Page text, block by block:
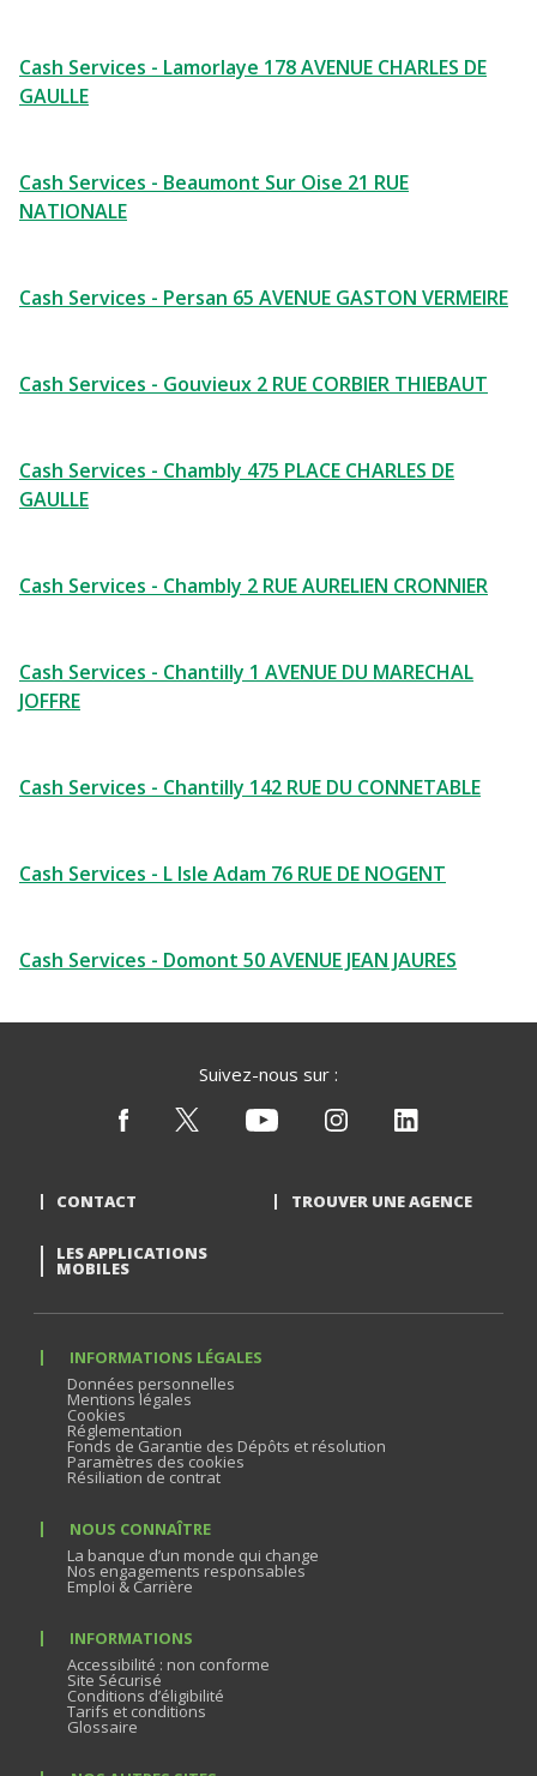
Cash Services - Lamorlaye 178 AVENUE CHARLES DE
GAULLE
Cash Services - Beaumont Sur Oise 21 RUE
NATIONALE
Cash Services - Persan 65 AVENUE GASTON VERMEIRE
Cash Services - Gouvieux 2 RUE CORBIER THIEBAUT
Cash Services - Chambly 475 PLACE CHARLES DE
GAULLE
Cash Services - Chambly 2 RUE AURELIEN CRONNIER
Cash Services - Chantilly 1 AVENUE DU MARECHAL
JOFFRE
Cash Services - Chantilly 142 RUE DU CONNETABLE
Cash Services - L Isle Adam 76 RUE DE NOGENT
Cash Services - Domont 50 AVENUE JEAN JAURES
Suivez-nous sur :
CONTACT TROUVER UNE AGENCE
LES APPLICATIONS
MOBILES
INFORMATIONS LÉGALES
Données personnelles
Mentions légales
Cookies
Réglementation
Fonds de Garantie des Dépôts et résolution
Paramètres des cookies
Résiliation de contrat
NOUS CONNAÎTRE
La banque d’un monde qui change
Nos engagements responsables
Emploi & Carrière
INFORMATIONS
Accessibilité : non conforme
Site Sécurisé
Conditions d’éligibilité
Tarifs et conditions
Glossaire